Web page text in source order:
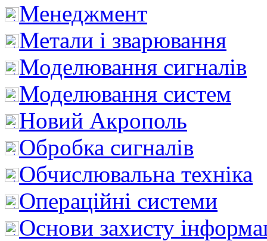
Менеджмент
Метали і зварювання
Моделювання сигналів
Моделювання систем
Новий Акрополь
Обробка сигналів
Обчислювальна техніка
Операційні системи
Основи захисту